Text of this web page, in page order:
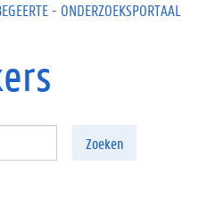
- ONDERZOEKSPORTAAL
Zoeken